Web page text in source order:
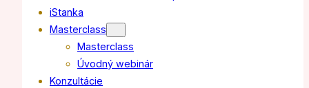
iStanka
Masterclass
Masterclass
Úvodný webinár
Konzultácie